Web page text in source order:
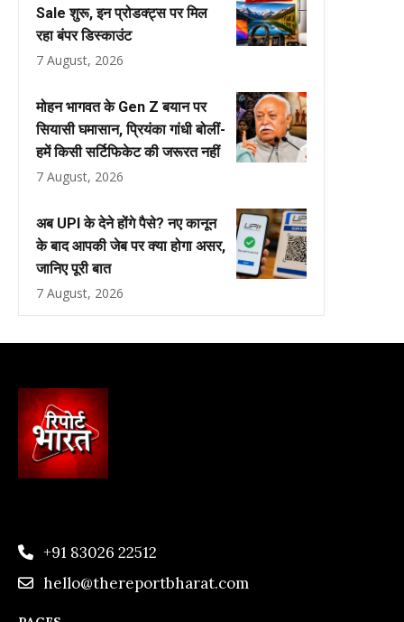
Sale शुरू, इन प्रोडक्ट्स पर मिल
रहा बंपर डिस्काउंट
7 August, 2026
मोहन भागवत के Gen Z बयान पर
सियासी घमासान, प्रियंका गांधी बोलीं-
हमें किसी सर्टिफिकेट की जरूरत नहीं
7 August, 2026
अब UPI के देने होंगे पैसे? नए कानून
के बाद आपकी जेब पर क्या होगा असर,
जानिए पूरी बात
7 August, 2026
+91 83026 22512
hello@thereportbharat.com